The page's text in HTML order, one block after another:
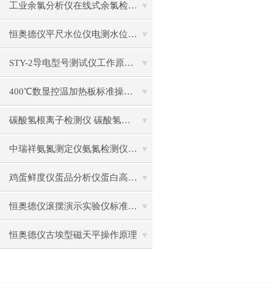
工业余氯分析仪在线式余氯检测仪日常维护注意事项安装与接线步骤
恒奥德仪平尺水位仪电测水位计结构原理操作使用
STY-2导电型号测试仪工作原理标准操作流程
400℃数显控温加热板标准操作流程
碳酸氢根离子检测仪 碳酸氢根水质测定仪操作使用
中瑞祥氨氮测定仪氨氮检测仪操作前准备使用注意事项
鸡蛋鲜度仪蛋品分析仪蛋白高度计通用操作流程
恒奥德仪滚摆演示实验仪标准操作步骤原理
恒奥德仪古埃型磁天平操作原理